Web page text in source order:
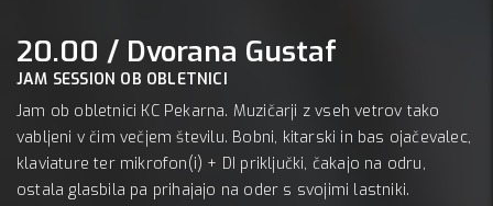
20.00 / Dvorana Gustaf
JAM SESSION OB OBLETNICI
Jam ob obletnici KC Pekarna. Muzičarji z vseh vetrov tako
vabljeni v čim večjem številu. Bobni, kitarski in bas ojačevalec,
klaviature ter mikrofon(i) + DI priključki, čakajo na odru,
ostala glasbila pa prihajajo na oder s svojimi lastniki.